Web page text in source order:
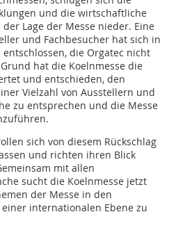
und die wirtschaftliche
Lage der Messe nieder. Eine
und Fachbesucher hat sich in
die Orgatec nicht
hat die Koelnmesse die
und entschieden, den
Vielzahl von Ausstellern und
zu entsprechen und die Messe
sich von diesem Rückschlag
und richten ihren Blick
mit allen
sucht die Koelnmesse jetzt
der Messe in den
internationalen Ebene zu